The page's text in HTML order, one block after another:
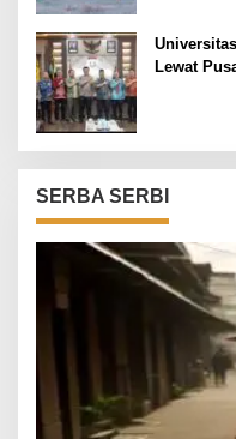
Lewat
SERBA SERBI